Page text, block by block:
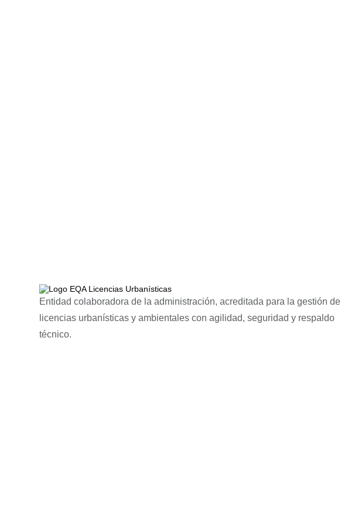
Entidad colaboradora de la administración, acreditada para la gestión de
licencias urbanísticas y ambientales con agilidad, seguridad y respaldo
técnico.